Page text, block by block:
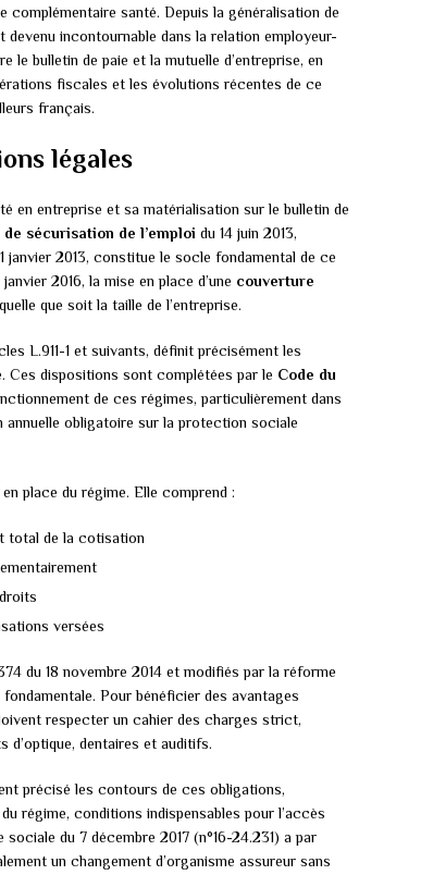
santé. Depuis la généralisation de
incontournable dans la relation employeur-
le bulletin de paie et la mutuelle d’entreprise, en
fiscales et les évolutions récentes de ce
français.
légales
en entreprise et sa matérialisation sur le bulletin de
sécurisation de l’emploi du 14 juin 2013,
janvier 2013, constitue le socle fondamental de ce
2016, la mise en place d’une couverture
que soit la taille de l’entreprise.
L.911-1 et suivants, définit précisément les
dispositions sont complétées par le Code du
de ces régimes, particulièrement dans
obligatoire sur la protection sociale
place du régime. Elle comprend :
total de la cotisation
versées
du 18 novembre 2014 et modifiés par la réforme
Pour bénéficier des avantages
respecter un cahier des charges strict,
d’optique, dentaires et auditifs.
précisé les contours de ces obligations,
régime, conditions indispensables pour l’accès
du 7 décembre 2017 (n°16-24.231) a par
un changement d’organisme assureur sans